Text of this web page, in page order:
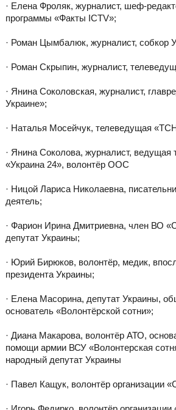
· Елена Фроляк, журналист, шеф-
программы «Факты ICTV»;
· Роман Цымбалюк, журналист, собкор
· Роман Скрыпин, журналист,
· Янина Соколовская, журналист,
Украине»;
· Наталья Мосейчук, телеведущая
· Янина Соколова, журналист, ведущая
«Украина 24», волонтёр ООС
· Ницой Лариса Николаевна,
деятель;
· Фарион Ирина Дмитриевна, член ВО
депутат Украины;
· Юрий Бирюков, волонтёр, медик,
президента Украины;
· Елена Масорина, депутат Украины,
основатель «Волонтёрской сотни»;
· Диана Макарова, волонтёр АТО,
помощи армии ВСУ «Волонтерская
народный депутат Украины
· Павел Кащук, волонтёр организации